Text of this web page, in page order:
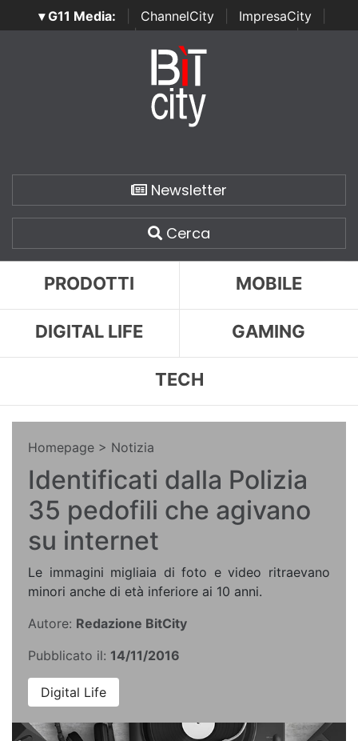
▾ G11 Media: ChannelCity ImpresaCity
SecurityOpenLab | Italian Channel Awards | Italian
Italian Security Awards
Newsletter
Cerca
PRODOTTI MOBILE
DIGITAL LIFE GAMING
TECH
Homepage > Notizia
Identificati dalla Polizia
35 pedofili che agivano
su internet
Le immagini migliaia di foto e video ritraevano
minori anche di età inferiore ai 10 anni.
Autore: Redazione BitCity
Pubblicato il: 14/11/2016
Digital Life